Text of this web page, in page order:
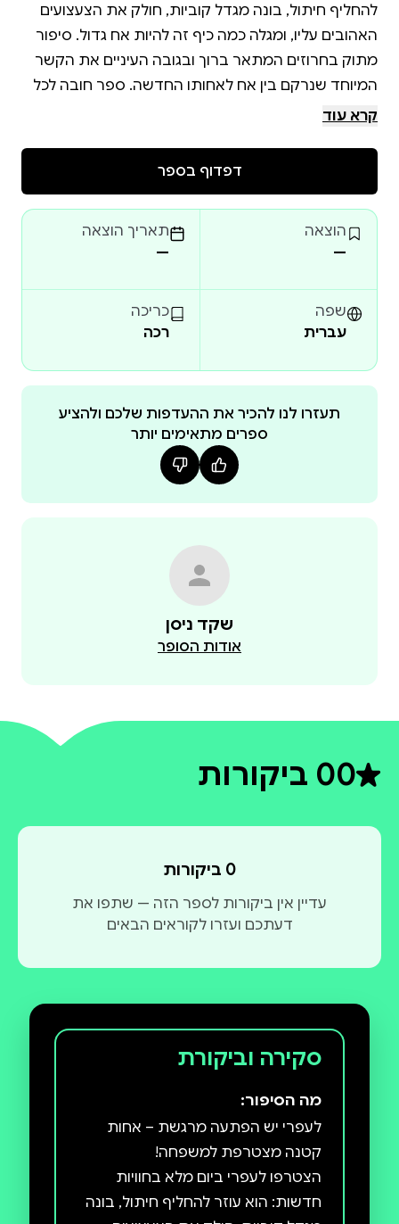
להחליף חיתול, בונה מגדל קוביות, חולק את הצעצועים
האהובים עליו, ומגלה כמה כיף זה להיות אח גדול. סיפור
מתוק בחרוזים המתאר ברוך ובגובה העיניים את הקשר
המיוחד שנרקם בין אח לאחותו החדשה. ספר חובה לכל
פעוט שהופך לאח גדול, המלא ברגעים של קסם, צחוק
קרא עוד
דפדוף בספר
הוצאה
—
תאריך הוצאה
—
שפה
עברית
כריכה
רכה
תעזרו לנו להכיר את ההעדפות שלכם ולהציע
ספרים מתאימים יותר
שקד ניסן
אודות הסופר
0דירוג ממוצע 0 מתוך 5
0 ביקורות
0 ביקורות
עדיין אין ביקורות לספר הזה — שתפו את
דעתכם ועזרו לקוראים הבאים
סקירה וביקורת
מה הסיפור:
לעפרי יש הפתעה מרגשת – אחות
הצטרפו לעפרי ביום מלא בחוויות
חדשות: הוא עוזר להחליף חיתול, בונה